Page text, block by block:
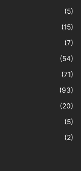
(5)
(15)
(7)
(54)
(71)
(93)
(20)
(5)
(2)